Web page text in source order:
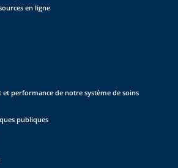
en ligne
performance de notre système de soins
publiques